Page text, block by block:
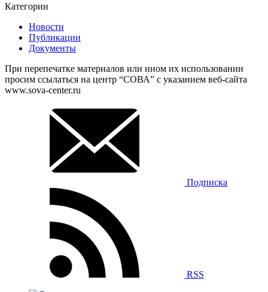
Категории
Новости
Публикации
Документы
При перепечатке материалов или ином их использовании
просим ссылаться на центр “СОВА” с указанием веб-сайта
www.sova-center.ru
Подписка
RSS